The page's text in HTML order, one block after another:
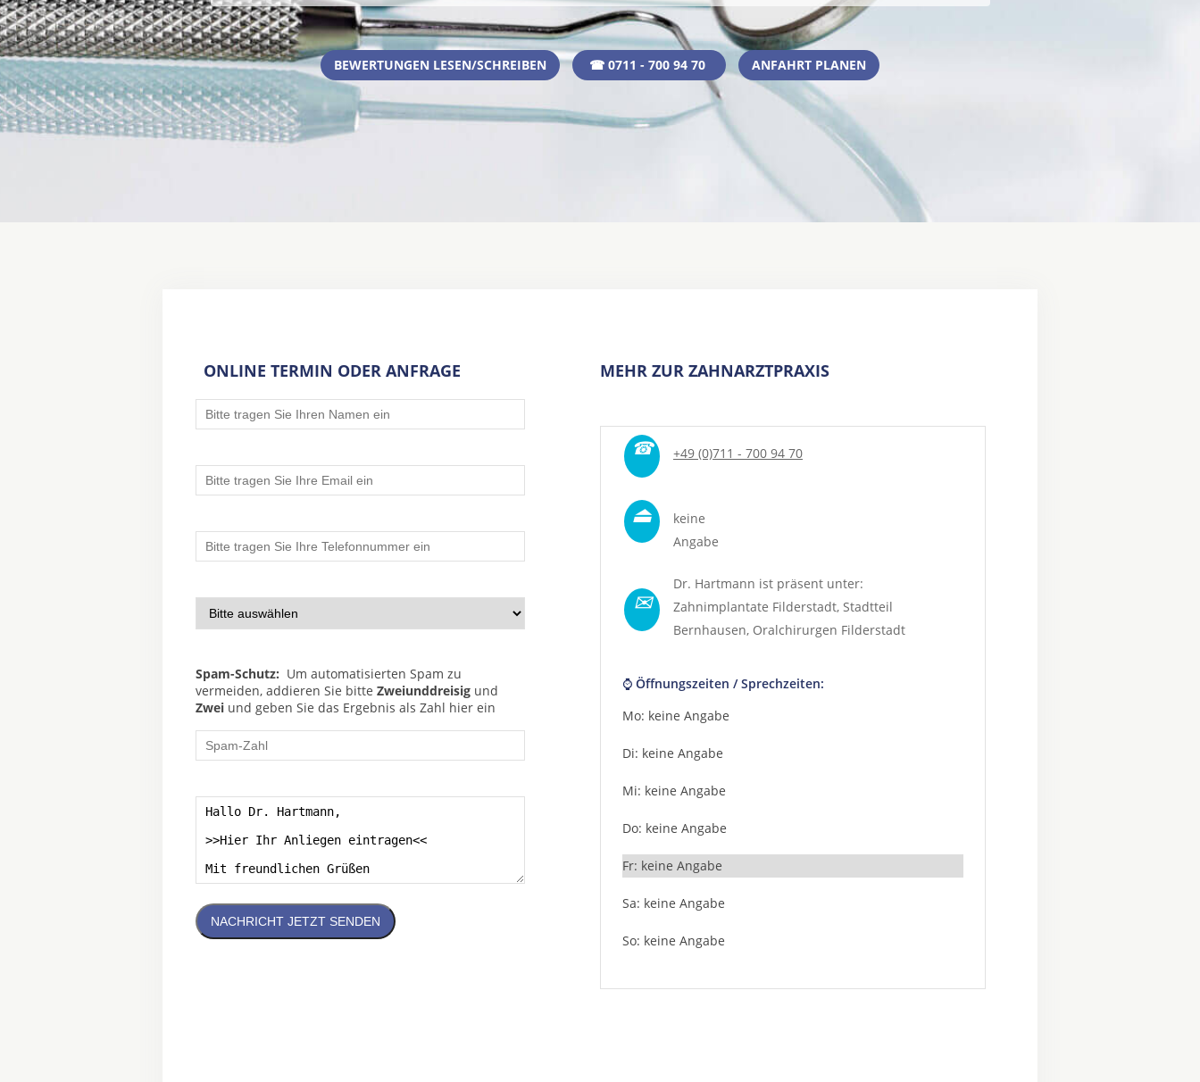
BEWERTUNGEN LESEN/SCHREIBEN ☎ 0711 - 700 94 70 ANFAHRT PLANEN
ONLINE TERMIN ODER ANFRAGE
Spam-Schutz: Um automatisierten Spam zu
vermeiden, addieren Sie bitte Zweiunddreisig und
Zwei und geben Sie das Ergebnis als Zahl hier ein
NACHRICHT JETZT SENDEN
MEHR ZUR ZAHNARZTPRAXIS
☎ +49 (0)711 - 700 94 70
⏏
keine
Angabe
✉
Dr. Hartmann ist präsent unter:
Zahnimplantate Filderstadt, Stadtteil
Bernhausen, Oralchirurgen Filderstadt
⌚ Öffnungszeiten / Sprechzeiten:
Mo: keine Angabe
Di: keine Angabe
Mi: keine Angabe
Do: keine Angabe
Fr: keine Angabe
Sa: keine Angabe
So: keine Angabe